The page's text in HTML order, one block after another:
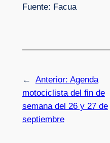
Fuente: Facua
← Anterior: Agenda
motociclista del fin de
semana del 26 y 27 de
septiembre